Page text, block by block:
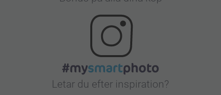
Letar du efter inspiration?